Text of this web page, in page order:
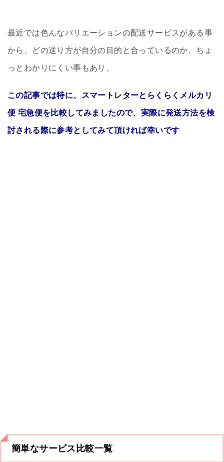
最近では色んなバリエーションの配送サービスがある事
から、どの送り方が自分の目的と合っているのか、ちょ
っとわかりにくい事もあり、
この記事では特に、スマートレターとらくらくメルカリ
便 宅急便を比較してみましたので、実際に発送方法を検
討される際に参考としてみて頂ければ幸いです
簡単なサービス比較一覧